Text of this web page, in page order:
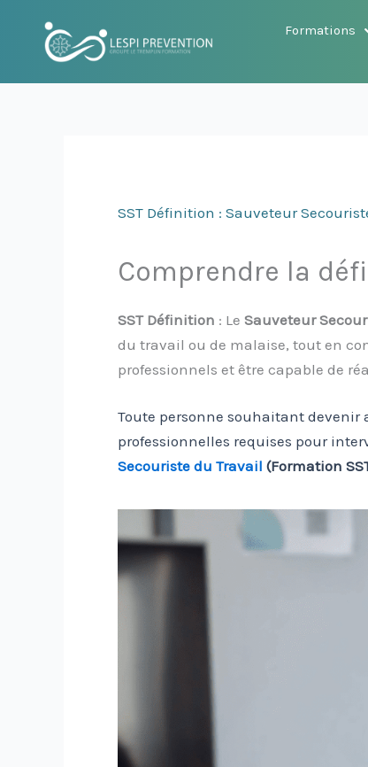
contenu
Formations
SST Définition : Sauveteur
Comprendre la
SST Définition : Le Sauveteur
du travail ou de malaise, tout en
professionnels et être capable de
Toute personne souhaitant devenir
professionnelles requises pour
Secouriste du Travail (Formation